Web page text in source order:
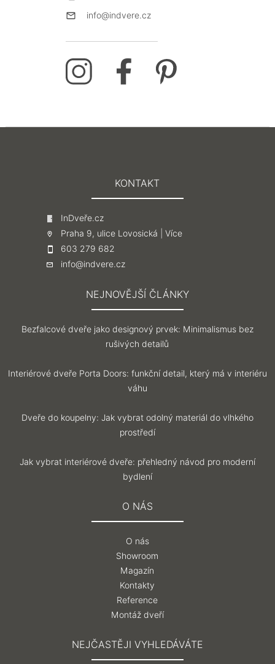
info@indvere.cz
KONTAKT
InDveře.cz
Praha 9, ulice Lovosická | Více
603 279 682
info@indvere.cz
NEJNOVĚJŠÍ ČLÁNKY
Bezfalcové dveře jako designový prvek: Minimalismus bez
rušivých detailů
Interiérové dveře Porta Doors: funkční detail, který má v interiéru
váhu
Dveře do koupelny: Jak vybrat odolný materiál do vlhkého
prostředí
Jak vybrat interiérové dveře: přehledný návod pro moderní
bydlení
O NÁS
O nás
Showroom
Magazín
Kontakty
Reference
Montáž dveří
NEJČASTĚJI VYHLEDÁVÁTE